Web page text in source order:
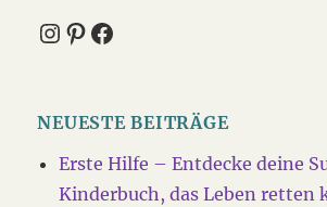
Instagram
Pinterest
Facebook
NEUESTE BEITRÄGE
Erste Hilfe – Entdecke deine
Kinderbuch, das Leben retten